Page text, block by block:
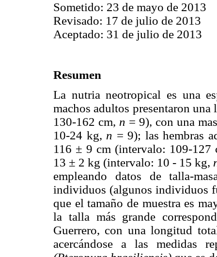
Sometido: 23 de mayo de 2013
Revisado: 17 de julio de 2013
Aceptado: 31 de julio de 2013
Resumen
La nutria neotropical es una
machos adultos presentaron
130-162 cm, n = 9), con una
10-24 kg, n = 9); las hembras
116 ± 9 cm (intervalo: 109-127
13 ± 2 kg (intervalo: 10 - 15 kg,
empleando datos de talla-
individuos (algunos individuos
que el tamaño de muestra es
la talla más grande
Guerrero, con una longitud
acercándose a las medidas